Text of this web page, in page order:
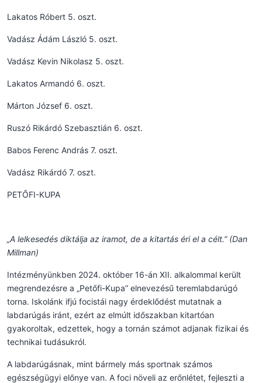
Lakatos Róbert 5. oszt.
Vadász Ádám László 5. oszt.
Vadász Kevin Nikolasz 5. oszt.
Lakatos Armandó 6. oszt.
Márton József 6. oszt.
Ruszó Rikárdó Szebasztián 6. oszt.
Babos Ferenc András 7. oszt.
Vadász Rikárdó 7. oszt.
PETŐFI-KUPA
„A lelkesedés diktálja az iramot, de a kitartás éri el a célt.” (Dan
Millman)
Intézményünkben 2024. október 16-án XII. alkalommal került
megrendezésre a „Petőfi-Kupa” elnevezésű teremlabdarúgó
torna. Iskolánk ifjú focistái nagy érdeklődést mutatnak a
labdarúgás iránt, ezért az elmúlt időszakban kitartóan
gyakoroltak, edzettek, hogy a tornán számot adjanak fizikai és
technikai tudásukról.
A labdarúgásnak, mint bármely más sportnak számos
egészségügyi előnye van. A foci növeli az erőnlétet, fejleszti a